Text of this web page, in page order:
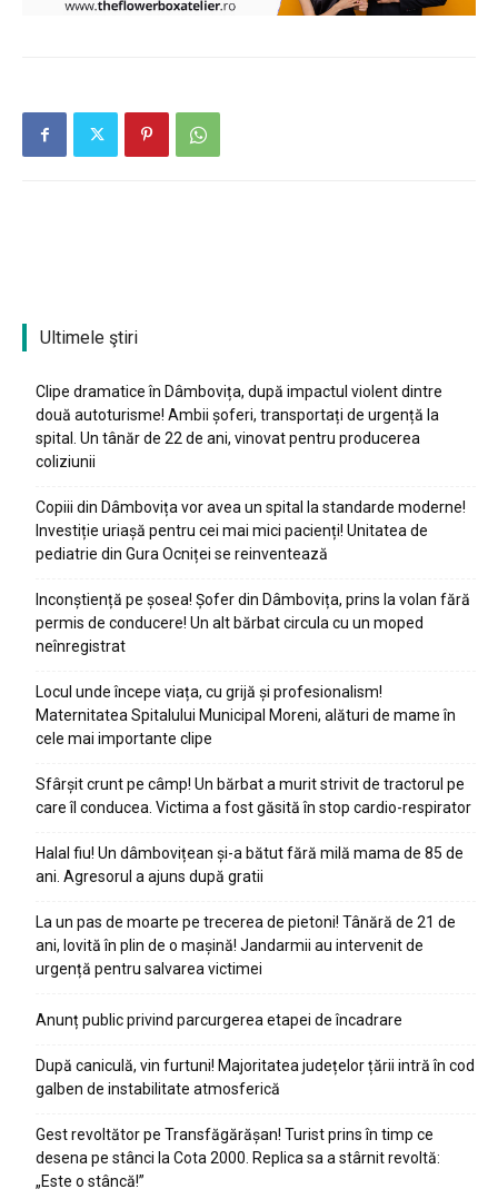
Ultimele ştiri
Clipe dramatice în Dâmbovița, după impactul violent dintre
două autoturisme! Ambii șoferi, transportați de urgență la
spital. Un tânăr de 22 de ani, vinovat pentru producerea
coliziunii
Copiii din Dâmbovița vor avea un spital la standarde moderne!
Investiție uriașă pentru cei mai mici pacienți! Unitatea de
pediatrie din Gura Ocniței se reinventează
Inconștiență pe șosea! Șofer din Dâmbovița, prins la volan fără
permis de conducere! Un alt bărbat circula cu un moped
neînregistrat
Locul unde începe viața, cu grijă și profesionalism!
Maternitatea Spitalului Municipal Moreni, alături de mame în
cele mai importante clipe
Sfârșit crunt pe câmp! Un bărbat a murit strivit de tractorul pe
care îl conducea. Victima a fost găsită în stop cardio-respirator
Halal fiu! Un dâmbovițean și-a bătut fără milă mama de 85 de
ani. Agresorul a ajuns după gratii
La un pas de moarte pe trecerea de pietoni! Tânără de 21 de
ani, lovită în plin de o mașină! Jandarmii au intervenit de
urgență pentru salvarea victimei
Anunț public privind parcurgerea etapei de încadrare
După caniculă, vin furtuni! Majoritatea județelor țării intră în cod
galben de instabilitate atmosferică
Gest revoltător pe Transfăgărășan! Turist prins în timp ce
desena pe stânci la Cota 2000. Replica sa a stârnit revoltă:
„Este o stâncă!”